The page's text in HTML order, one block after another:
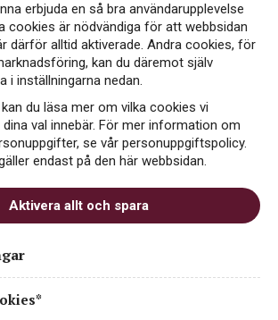
erbjuda en så bra användarupplevelse
cookies är nödvändiga för att webbsidan
därför alltid aktiverade. Andra cookies, för
kan du däremot själv
i inställningarna nedan.
du läsa mer om vilka cookies vi
val innebär. För mer information om
se vår personuppgiftspolicy.
endast på den här webbsidan.
Aktivera allt och spara